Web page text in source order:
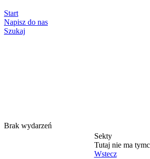
Start
Napisz do nas
Szukaj
Brak wydarzeń
Sekty
Tutaj nie ma
Wstecz